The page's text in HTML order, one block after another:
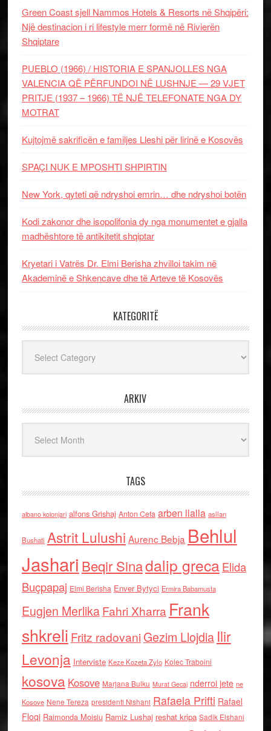
Green Coast sjell Nammos Hotels & Resorts në Shqipëri:
Një destinacion i ri lifestyle merr formë në Rivierën
Shqiptare
PUEBLO (1966) / HISTORIA E SPANJOLLES NGA
VALENCIA QË PËRFUNDOI NË LUSHNJE — 29 VJET
PRITJE (1937 – 1966) TË NJË TELEFONATE NGA DY
MOTRAT
Kujtojmë sakrificën e familjes Lleshi për lirinë e Kosovës
SPAÇI NUK E MPOSHTI SHPIRTIN
New York, qyteti që ndryshoi emrin… dhe ndryshoi botën
Kodi zakonor dhe isopolifonia dy nga monumentet e gjalla
madhështore të antikitetit shqiptar
Kryetari i Vatrës Dr. Elmi Berisha zhvilloi takim në
Akademinë e Shkencave dhe të Arteve të Kosovës
KATEGORITË
ARKIV
TAGS
albano kolonjari alfons Grishaj Anton Cefa arben llalla asllan
Bushati Astrit Lulushi Aurenc Bebja Behlul
Jashari Beqir Sinadalip grecaElida
Buçpapaj Elmi Berisha Enver Bytyci Ermira Babamusta
Eugjen MerlikaFahri Xharra Frank
shkreli Fritz radovaniGezim Llojdia Ilir
Levonja Interviste Keze Kozeta Zylo Kolec Traboini
kosova Kosove Marjana Bulku Murat Gecaj nderroi jete ne
Kosove Nene Tereza presidenti Nishani Rafaela Prifti Rafael
Floqi Raimonda Moisiu Ramiz Lushaj reshat kripa Sadik Elshani